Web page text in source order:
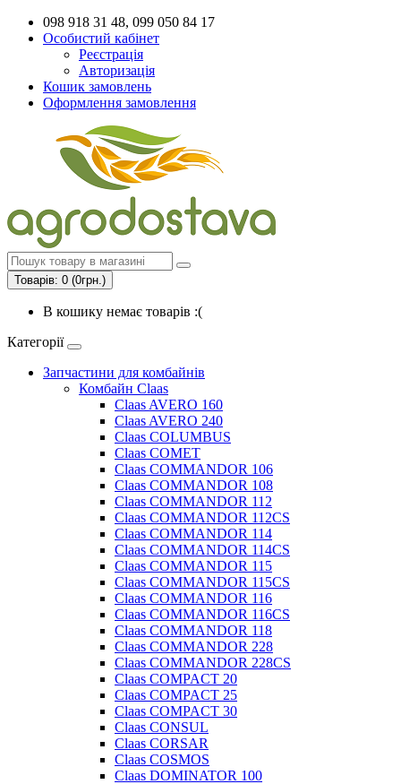
098 918 31 48, 099 050 84 17
Особистий кабінет
Реєстрація
Авторизація
Кошик замовлень
Оформлення замовлення
Товарів: 0 (0грн.)
В кошику немає товарів :(
Категорії
Запчастини для комбайнів
Комбайн Claas
Claas AVERO 160
Claas AVERO 240
Claas COLUMBUS
Claas COMET
Claas COMMANDOR 106
Claas COMMANDOR 108
Claas COMMANDOR 112
Claas COMMANDOR 112CS
Claas COMMANDOR 114
Claas COMMANDOR 114CS
Claas COMMANDOR 115
Claas COMMANDOR 115CS
Claas COMMANDOR 116
Claas COMMANDOR 116CS
Claas COMMANDOR 118
Claas COMMANDOR 228
Claas COMMANDOR 228CS
Claas COMPACT 20
Claas COMPACT 25
Claas COMPACT 30
Claas CONSUL
Claas CORSAR
Claas COSMOS
Claas DOMINATOR 100